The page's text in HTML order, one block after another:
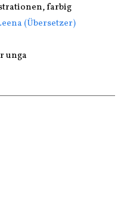
farbig
dieser Beteiligten Person
(Übersetzer)
unga